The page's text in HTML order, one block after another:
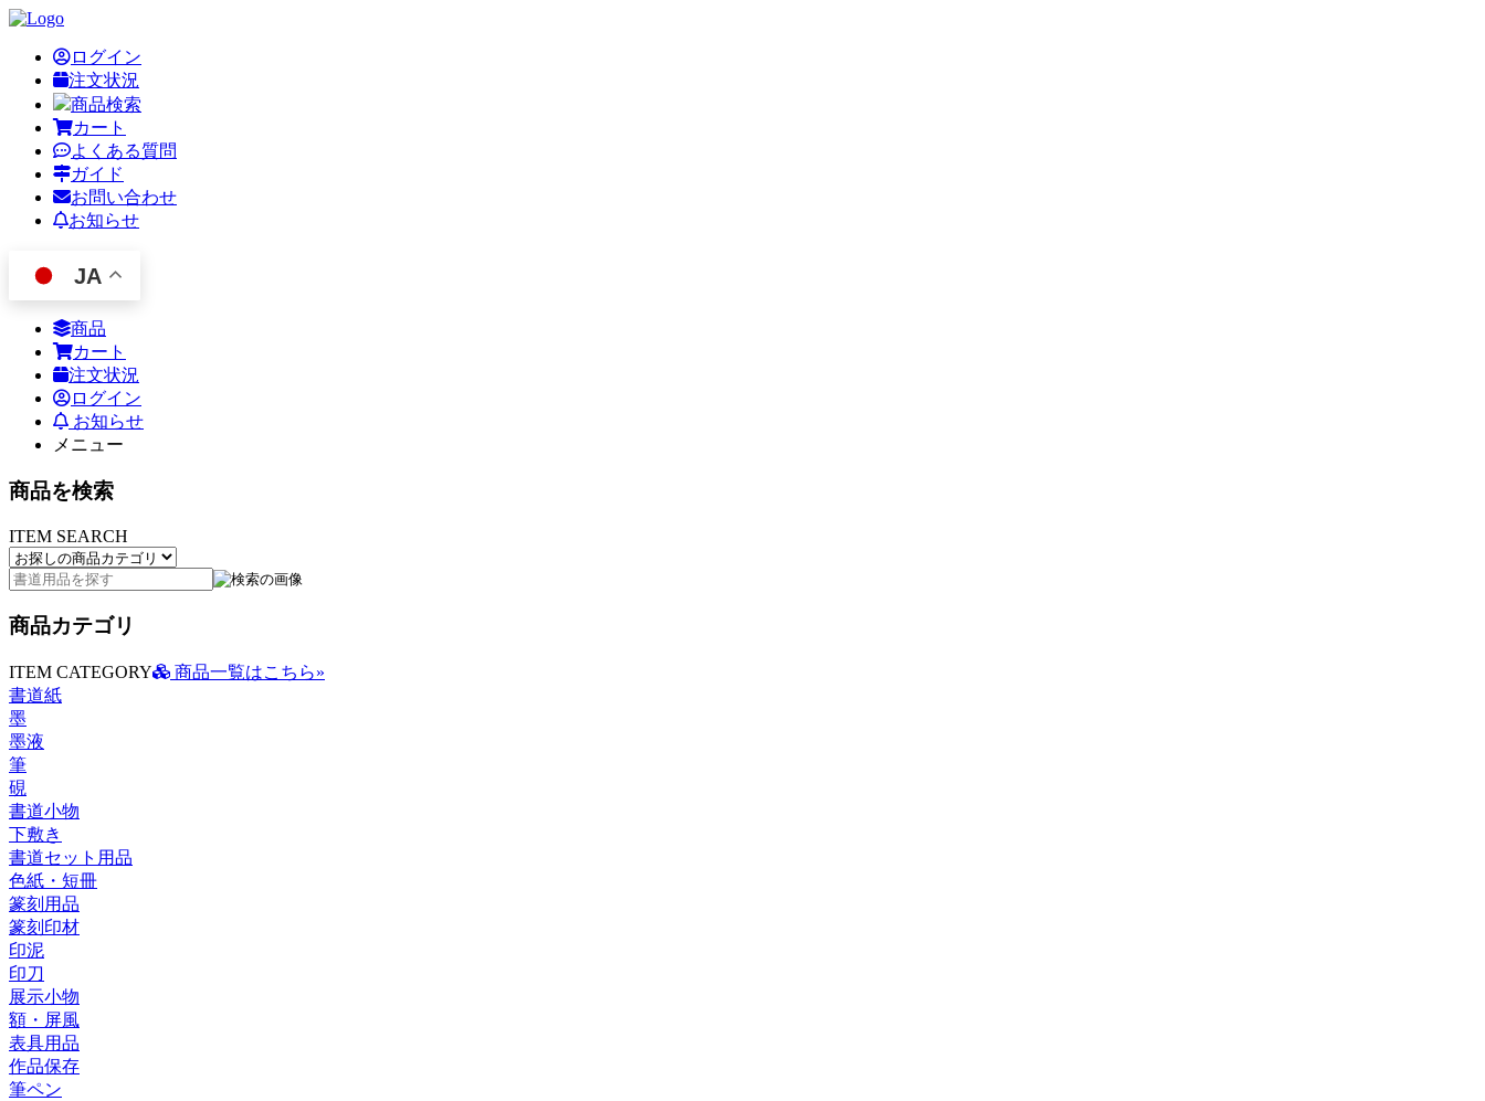
ログイン
注文状況
商品検索
カート
よくある質問
ガイド
お問い合わせ
お知らせ
JA
商品
カート
注文状況
ログイン
お知らせ
メニュー
商品を検索
ITEM SEARCH
商品カテゴリ
ITEM CATEGORY
商品一覧はこちら»
書道紙
墨
墨液
筆
硯
書道小物
下敷き
書道セット用品
色紙・短冊
篆刻用品
篆刻印材
印泥
印刀
展示小物
額・屏風
表具用品
作品保存
筆ペン